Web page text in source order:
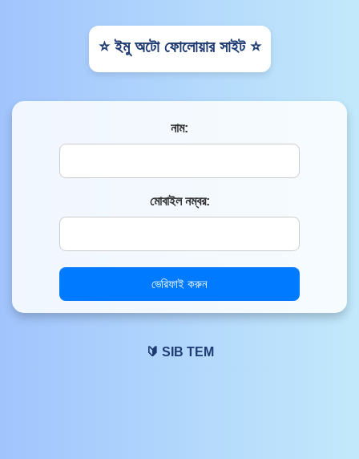
⭐ ইমু অটো ফোলোয়ার সাইট ⭐
নাম:
মোবাইল নম্বর:
ভেরিফাই করুন
🔰 SIB TEM